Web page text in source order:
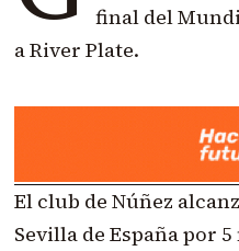
final del
a River Plate.
El club de Núñez
Sevilla de España por